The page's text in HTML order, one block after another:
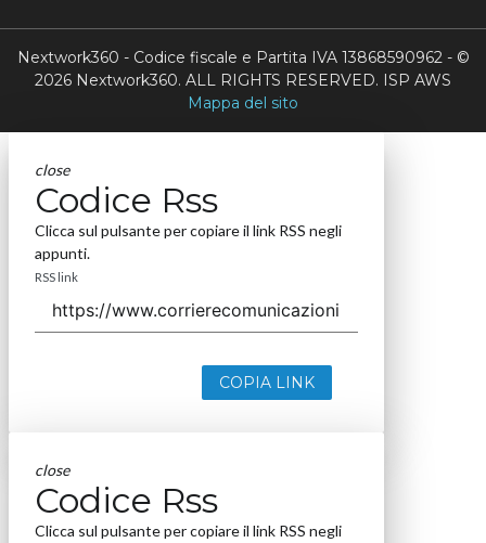
Nextwork360 - Codice fiscale e Partita IVA 13868590962 - ©
2026 Nextwork360. ALL RIGHTS RESERVED. ISP AWS
Mappa del sito
close
Codice Rss
Clicca sul pulsante per copiare il link RSS negli
appunti.
RSS link
COPIA LINK
close
Codice Rss
Clicca sul pulsante per copiare il link RSS negli